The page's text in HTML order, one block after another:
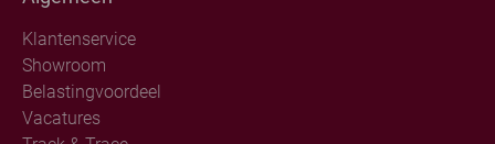
Klantenservice
Showroom
Belastingvoordeel
Vacatures